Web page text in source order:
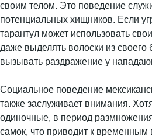
своим телом. Это поведение
потенциальных хищников. Если
тарантул может использовать
даже выделять волоски из
вызывать раздражение у
Социальное поведение
также заслуживает внимания.
одиночные, в период
самок, что приводит к временным